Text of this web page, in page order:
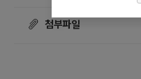
첨부파일